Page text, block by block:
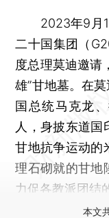
2023年9月10
二十国集团（
度总理莫迪邀请
雄”甘地墓。在
国总统马克龙
人，身披东道
甘地抗争运动的
理石砌就的甘地
力促各教派团结
本文